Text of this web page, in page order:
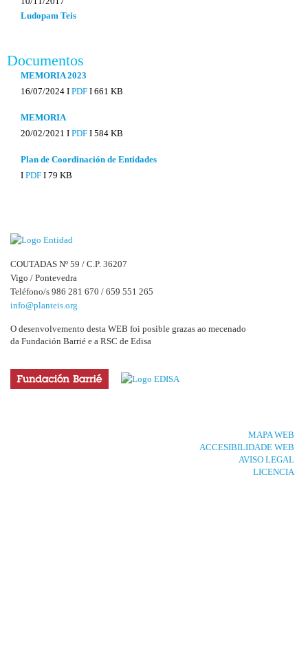
Ludopam Teis
Documentos
MEMORIA 2023
16/07/2024 I PDF I 661 KB
MEMORIA
20/02/2021 I PDF I 584 KB
Plan de Coordinación de Entidades
I PDF I 79 KB
COUTADAS Nº 59 / C.P. 36207
Vigo / Pontevedra
Teléfono/s 986 281 670 / 659 551 265
info@planteis.org
O desenvolvemento desta WEB foi posible grazas ao mecenado
da Fundación Barrié e a RSC de Edisa
MAPA WEB
ACCESIBILIDADE WEB
AVISO LEGAL
LICENCIA